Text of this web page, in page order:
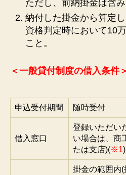
ただし、前納掛金は含み
納付した掛金から算定
資格判定時において10
こと。
＜一般貸付制度の借入条件
申込受付期間 随時受付
借入窓口
登録いただい
い場合は、商
たは支店)(※1)
掛金の範囲内